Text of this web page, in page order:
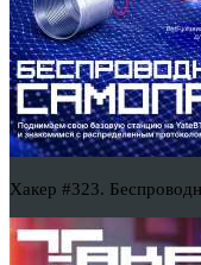
Хакер #323.